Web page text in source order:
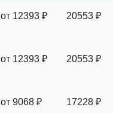
от 12393 ₽
20553 ₽
от 12393 ₽
20553 ₽
от 9068 ₽
17228 ₽